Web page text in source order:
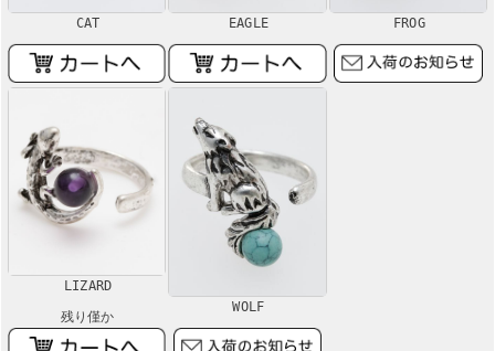
CAT EAGLE FROG
LIZARD
残り僅か
WOLF